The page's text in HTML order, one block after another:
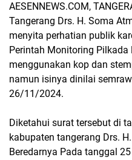
AESENNEWS.COM,
Tangerang Drs. H. Soma
menyita perhatian publik
Perintah Monitoring Pilkada
menggunakan kop dan
namun isinya dinilai
26/11/2024.
Diketahui surat tersebut di
kabupaten tangerang Drs.
Beredarnya Pada tanggal